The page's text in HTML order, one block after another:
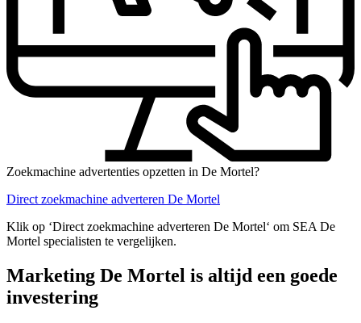
Zoekmachine advertenties opzetten in De Mortel?
Direct zoekmachine adverteren De Mortel
Klik op ‘Direct zoekmachine adverteren De Mortel‘ om SEA De
Mortel specialisten te vergelijken.
Marketing De Mortel is altijd een goede
investering